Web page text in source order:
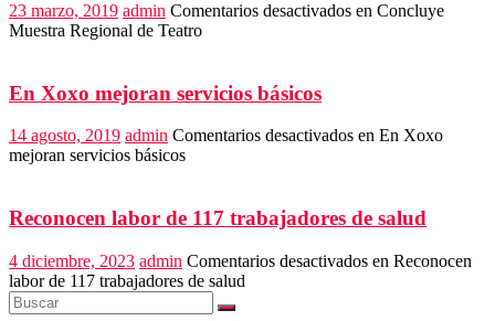
23 marzo, 2019 admin Comentarios desactivados en Concluye
Muestra Regional de Teatro
En Xoxo mejoran servicios básicos
14 agosto, 2019 admin Comentarios desactivados en En Xoxo
mejoran servicios básicos
Reconocen labor de 117 trabajadores de salud
4 diciembre, 2023 admin Comentarios desactivados en Reconocen
labor de 117 trabajadores de salud